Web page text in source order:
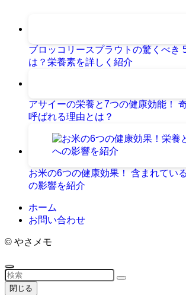
ブロッコリースプラウトの驚くべき
は？栄養素を詳しく紹介
アサイーの栄養と7つの健康効能！
呼ばれる理由とは？
お米の6つの健康効果！ 含まれてい
の影響を紹介
ホーム
お問い合わせ
© やさメモ
閉じる